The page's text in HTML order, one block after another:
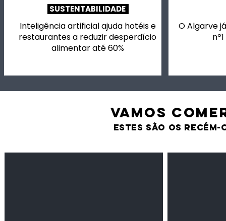
Inteligência artificial ajuda hotéis e
restaurantes a reduzir desperdício
alimentar até 60%
SUSTENTABILIDADE
O Algarve
VAMOS
estes são os recém-